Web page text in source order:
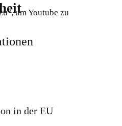
um Youtube zu
in der EU